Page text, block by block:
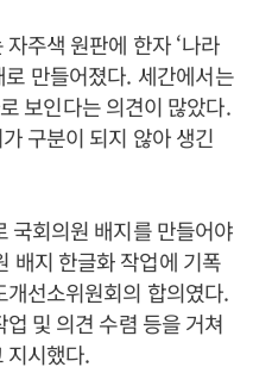
주색 원판에 한자‘나라
만들어졌다. 세간에서는
보인다는 의견이 많았다.
구분이 되지 않아 생긴
국회의원 배지를 만들어야
배지 한글화 작업에 기폭
선소위원회의 합의였다.
및 의견 수렴 등을 거쳐
지시했다.